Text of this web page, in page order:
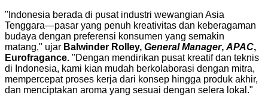
" Indonesia berada di pusat industri wewangian Asia
Tenggara—pasar yang penuh kreativitas dan keberagaman
budaya dengan preferensi konsumen yang semakin
matang," ujar Balwinder Rolley, General Manager, APAC,
Eurofragance. "Dengan mendirikan pusat kreatif dan teknis
di Indonesia, kami kian mudah berkolaborasi dengan mitra,
mempercepat proses kerja dari konsep hingga produk akhir,
dan menciptakan aroma yang sesuai dengan selera lokal."